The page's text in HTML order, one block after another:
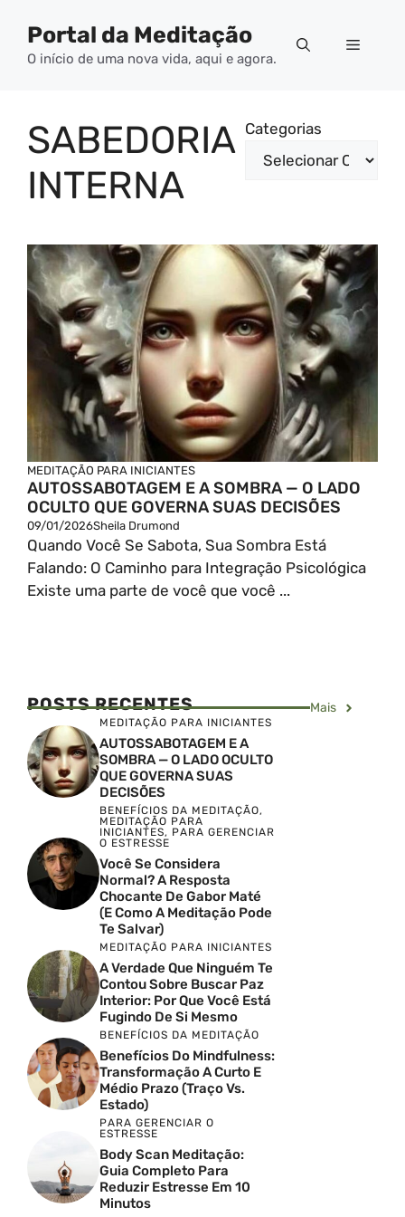
paraPortal da Meditação
O início de uma nova vida, aqui e agora.
Menu
SABEDORIA
INTERNA
Categorias
MEDITAÇÃO PARA INICIANTES
AUTOSSABOTAGEM E A SOMBRA — O LADO
OCULTO QUE GOVERNA SUAS DECISÕES
09/01/2026Sheila Drumond
Quando Você Se Sabota, Sua Sombra Está
Falando: O Caminho para Integração Psicológica
Existe uma parte de você que você ...
POSTS RECENTES Mais
MEDITAÇÃO PARA INICIANTES
AUTOSSABOTAGEM E A
SOMBRA — O LADO OCULTO
QUE GOVERNA SUAS
DECISÕES
BENEFÍCIOS DA MEDITAÇÃO,
MEDITAÇÃO PARA
INICIANTES, PARA GERENCIAR
O ESTRESSE
Você Se Considera
Normal? A Resposta
Chocante De Gabor Maté
(e Como A Meditação Pode
Te Salvar)
MEDITAÇÃO PARA INICIANTES
A Verdade Que Ninguém Te
Contou Sobre Buscar Paz
Interior: Por Que Você Está
Fugindo De Si Mesmo
BENEFÍCIOS DA MEDITAÇÃO
Benefícios Do Mindfulness:
Transformação A Curto E
Médio Prazo (Traço Vs.
Estado)
PARA GERENCIAR O
ESTRESSE
Body Scan Meditação:
Guia Completo Para
Reduzir Estresse Em 10
Minutos